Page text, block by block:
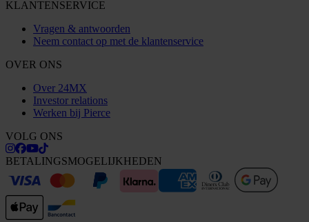
KLANTENSERVICE
Vragen & antwoorden
Neem contact op met de klantenservice
OVER ONS
Over 24MX
Investor relations
Werken bij Pierce
VOLG ONS
BETALINGSMOGELIJKHEDEN